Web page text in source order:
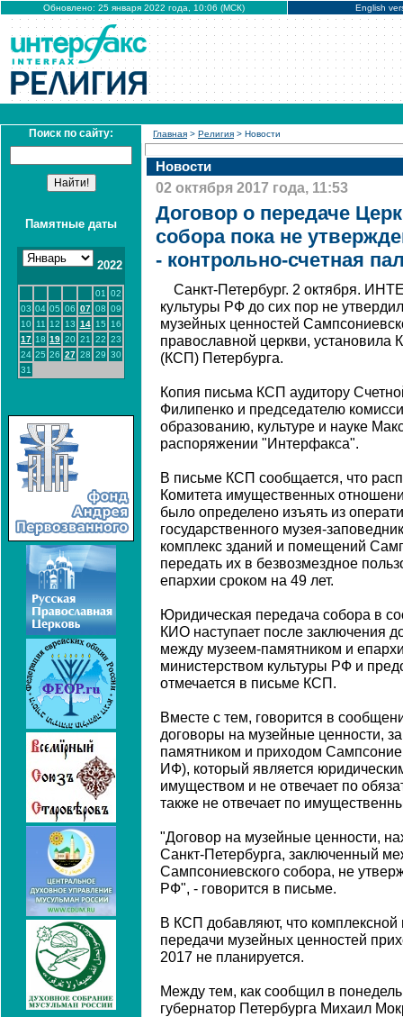
Обновлено: 25 января 2022 года, 10:06 (МСК) English
Поиск по сайту:
Памятные даты
2022
01
02
03 04 05 06 07 08 09
10
11 12 13 14 15
16
17 18 19 20 21 22 23
24 25 26 27 28 29 30
31
Главная > Религия > Новости
Новости
02 октября 2017 года, 11:53
Договор о передаче
собора пока не
- контрольно-счетная
Санкт-Петербург. 2 октября.
культуры РФ до сих пор не
музейных ценностей
православной церкви, установила
(КСП) Петербурга.
Копия письма КСП аудитору
Филипенко и председателю
образованию, культуре и науке
распоряжении "Интерфакса".
В письме КСП сообщается, что
Комитета имущественных
было определено изъять из
государственного музея-
комплекс зданий и помещений
передать их в безвозмездное
епархии сроком на 49 лет.
Юридическая передача собора в
КИО наступает после заключения
между музеем-памятником и
министерством культуры РФ и
отмечается в письме КСП.
Вместе с тем, говорится в
договоры на музейные ценности,
памятником и приходом
ИФ), который является
имуществом и не отвечает по
также не отвечает по
"Договор на музейные ценности,
Санкт-Петербурга, заключенный
Сампсониевского собора, не
РФ", - говорится в письме.
В КСП добавляют, что
передачи музейных ценностей
2017 не планируется.
Между тем, как сообщил в
губернатор Петербурга Михаил